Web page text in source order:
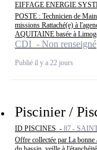
EIFFAGE ENERGIE
POSTE : Technicien de
missions Rattaché(e) à
AQUITAINE basée à
CDI - Non renseigné
Publié il y a 22 jours
Piscinier /
ID PISCINES - 87 -
Offre collectée par La